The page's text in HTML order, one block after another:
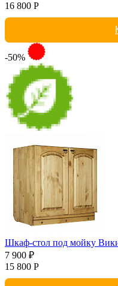
16 800 Р
-50%
Шкаф-стол под мойку
7 900 ₽
15 800 Р